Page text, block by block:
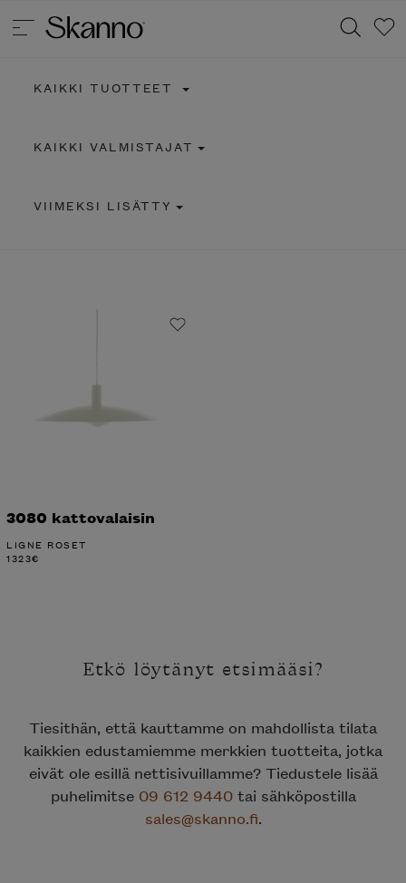
KAIKKI TUOTTEET
KAIKKI VALMISTAJAT
VIIMEKSI LISÄTTY
3080 kattovalaisin
LIGNE ROSET
1323€
Etkö löytänyt etsimääsi?
Tiesithän, että kauttamme on mahdollista tilata
kaikkien edustamiemme merkkien tuotteita, jotka
eivät ole esillä nettisivuillamme? Tiedustele lisää
puhelimitse 09 612 9440tai sähköpostilla
sales@skanno.fi.